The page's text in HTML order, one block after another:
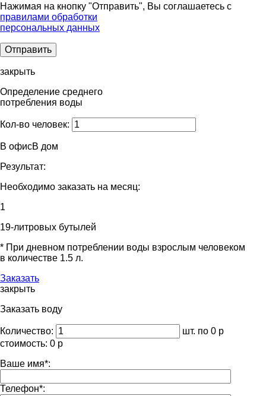
Нажимая на кнопку "Отправить", Вы соглашаетесь с
правилами обработки
персональных данных
закрыть
Определение среднего
потребления воды
Кол-во человек:
В офисВ дом
Результат:
Необходимо заказать на месяц:
1
19-литровых бутылей
* При дневном потреблении воды взрослым человеком
в количестве 1.5 л.
Заказать
закрыть
Заказать воду
Количество: шт. по 0 р
стоимость: 0 р
Ваше имя*:
Телефон*: